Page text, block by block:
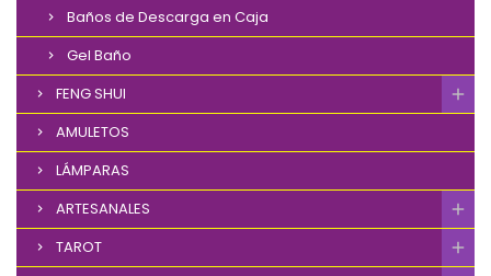
Baños de Descarga en Caja
Gel Baño
FENG SHUI
AMULETOS
LÁMPARAS
ARTESANALES
TAROT